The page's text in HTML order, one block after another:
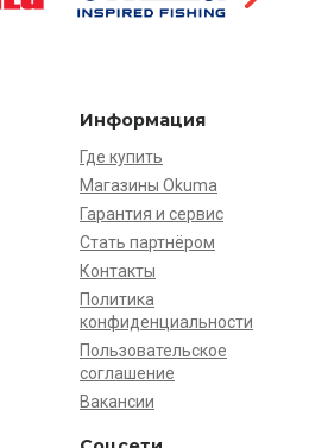
Информация
Где купить
Магазины Okuma
Гарантия и сервис
Стать партнёром
Контакты
Политика
конфиденциальности
Пользовательское
соглашение
Вакансии